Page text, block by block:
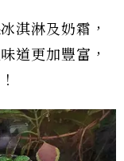
淇淋及奶霜，
道更加豐富，